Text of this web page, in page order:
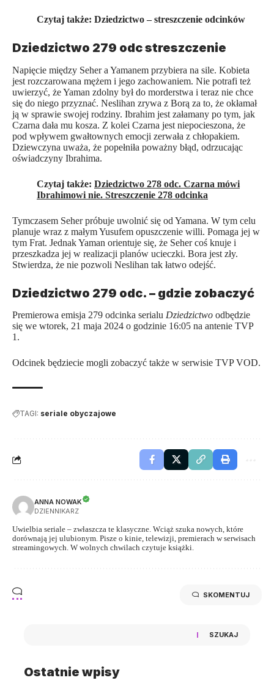
Czytaj także: Dziedzictwo – streszczenie odcinków
Dziedzictwo 279 odc streszczenie
Napięcie między Seher a Yamanem przybiera na sile. Kobieta
jest rozczarowana mężem i jego zachowaniem. Nie potrafi też
uwierzyć, że Yaman zdolny był do morderstwa i teraz nie chce
się do niego przyznać. Neslihan zrywa z Borą za to, że okłamał
ją w sprawie swojej rodziny. Ibrahim jest załamany po tym, jak
Czarna dała mu kosza. Z kolei Czarna jest niepocieszona, że
pod wpływem gwałtownych emocji zerwała z chłopakiem.
Dziewczyna uważa, że popełniła poważny błąd, odrzucając
oświadczyny Ibrahima.
Czytaj także: Dziedzictwo 278 odc. Czarna mówi
Ibrahimowi nie. Streszczenie 278 odcinka
Tymczasem Seher próbuje uwolnić się od Yamana. W tym celu
planuje wraz z małym Yusufem opuszczenie willi. Pomaga jej w
tym Frat. Jednak Yaman orientuje się, że Seher coś knuje i
przeszkadza jej w realizacji planów ucieczki. Bora jest zły.
Stwierdza, że nie pozwoli Neslihan tak łatwo odejść.
Dziedzictwo 279 odc. – gdzie zobaczyć
Premierowa emisja 279 odcinka serialu Dziedzictwo odbędzie
się we wtorek, 21 maja 2024 o godzinie 16:05 na antenie TVP
1.
Odcinek będziecie mogli zobaczyć także w serwisie TVP VOD.
TAGI: seriale obyczajowe
ANNA NOWAK
DZIENNIKARZ
Uwielbia seriale – zwłaszcza te klasyczne. Wciąż szuka nowych, które
dorównają jej ulubionym. Pisze o kinie, telewizji, premierach w serwisach
streamingowych. W wolnych chwilach czytuje książki.
SKOMENTUJ
SZUKAJ
Ostatnie wpisy